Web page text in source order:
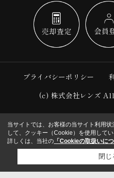
プライバシーポリシー
(c) 株式会社レンズ
当サイトでは、お客様の当サイト利用
して、クッキー（Cookie）を使用してい
詳しくは、当社の 「Cookieの取扱いにつ
閉じ